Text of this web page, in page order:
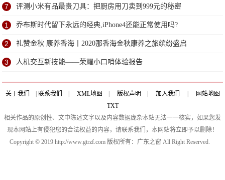
了？
7 评测小米有品最贵刀具：把厨房用刀卖到999元的秘密
1 乔布斯时代留下永远的经典,iPhone4还能正常使用吗?
2 礼赞金秋 康养香海丨2020那香海金秋康养之旅缤纷盛启
3 人机交互新技能——荣耀小口哨体验报告
关于我们 | 联系我们 | XML地图 | 版权声明 | 加入我们 |
网站地图
TXT
相关作品的原创性、文中陈述文字以及内容数据庞杂本站无法一一核实，如果您发
现本网站上有侵犯您的合法权益的内容，请联系我们，本网站将立即予以删除！
Copyright © 2019 http://www.gtrzf.com 版权所有：广东之窗 All Right Reserved.